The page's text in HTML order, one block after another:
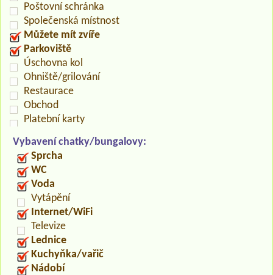
Poštovní schránka
Společenská místnost
Můžete mít zvíře
Parkoviště
Úschovna kol
Ohniště/grilování
Restaurace
Obchod
Platební karty
Vybavení chatky/bungalovy:
Sprcha
WC
Voda
Vytápění
Internet/WiFi
Televize
Lednice
Kuchyňka/vařič
Nádobí